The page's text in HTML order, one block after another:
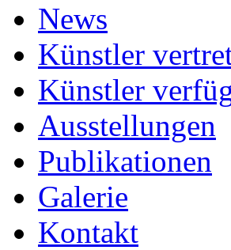
News
Künstler
Künstler
Ausstellungen
Publikationen
Galerie
Kontakt